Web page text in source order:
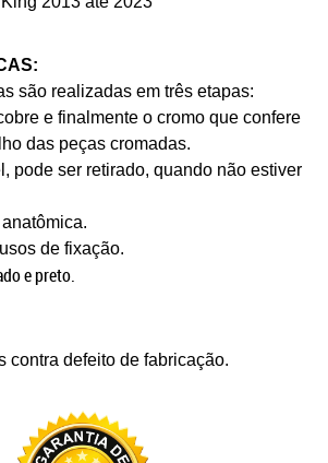
são realizadas em três etapas:
e finalmente o cromo que confere
das peças cromadas.
pode ser retirado, quando não estiver
de fixação.
e preto.
contra defeito de fabricação.